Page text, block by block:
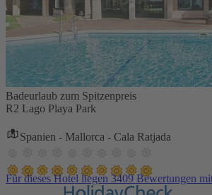
Badeurlaub zum Spitzenpreis
R2 Lago Playa Park
Spanien - Mallorca - Cala Ratjada
Für dieses Hotel liegen 3409 Bewertungen